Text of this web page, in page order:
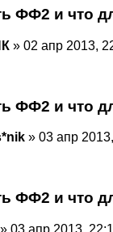
ФФ2 и что
» 02 апр 2013,
ФФ2 и что
» 03 апр
ФФ2 и что
» 03 апр 2013,